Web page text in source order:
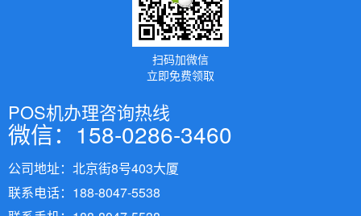
扫码加微信
立即免费领取
POS机办理咨询热线
微信：158-0286-3460
公司地址：北京街8号403大厦
联系电话：188-8047-5538